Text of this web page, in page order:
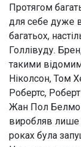
Протягом
для себе дуже
багатьох,
Голлівуду.
такими
Ніколсон, Том
Робертс,
Жан Пол
виробляв лише
роках була